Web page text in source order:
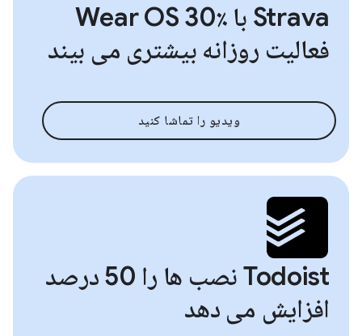
Strava با Wear OS 30٪
فعالیت روزانه بیشتری می بیند
ویدیو را تماشا کنید
Todoist نصب ها را 50 درصد
افزایش می دهد